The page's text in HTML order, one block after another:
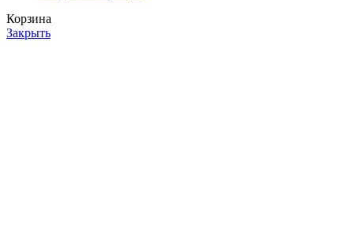
Корзина
Закрыть